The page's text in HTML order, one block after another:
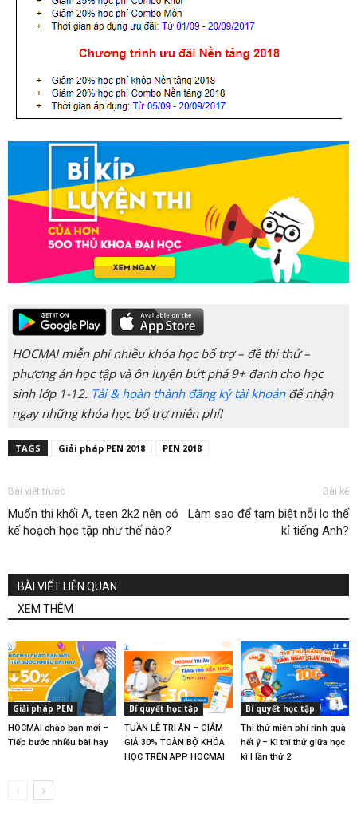
HOCMAI miễn phí nhiều khóa học bổ trợ – đề thi thử –
phương án học tập và ôn luyện bứt phá 9+ đanh cho học
sinh lớp 1-12. Tải & hoàn thành đăng ký tài khoảnđể nhận
ngay những khóa học bổ trợ miễn phí!
TAGS Giải pháp PEN 2018 PEN 2018
Bài viết trước
Muốn thi khối A, teen 2k2 nên có
kế hoạch học tập như thế nào?
Bài kế
Làm sao để tạm biệt nỗi lo thế
kỉ tiếng Anh?
BÀI VIẾT LIÊN QUAN
XEM THÊM
Giải pháp PEN
HOCMAI chào bạn mới –
Tiếp bước nhiều bài hay
Bí quyết học tập
TUẦN LỄ TRI ÂN – GIẢM
GIÁ 30% TOÀN BỘ KHÓA
HỌC TRÊN APP HOCMAI
Bí quyết học tập
Thi thử miễn phí rinh quà
hết ý – Kì thi thử giữa học
kì I lần thứ 2